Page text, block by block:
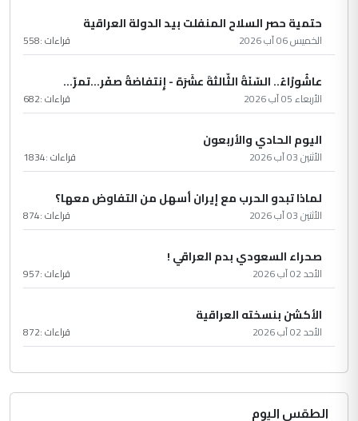
حتمية حصر السلاح المنفلت بيد الدولة العراقية
الخميس 06 آب 2026 قراءات :558
عاشُورْاءُ.. السّنَةُ الثّالثةَ عشَرَة - إِنتفاضةُ صفَر…تمرّ...
الأربعاء 05 آب 2026 قراءات :682
اليوم الحادي والأربعون
الأثنين 03 آب 2026 قراءات :1834
لماذا تبدو الحرب مع إيران أسهل من التفاوض معها؟
الأثنين 03 آب 2026 قراءات :874
صحراء السعودي بدم العراقي !
الأحد 02 آب 2026 قراءات :957
الأكشن بنسخته العراقية
الأحد 02 آب 2026 قراءات :872
الطقس اليوم